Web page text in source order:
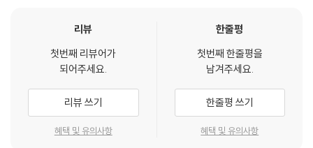
련들을 겪으며 완성되었는지를 두 눈으로 직접 확인할 수 있다. 미술왕이
치지 마시라!
르네상스의 대표 완소남들이 그대를 기다린다!
여성 독자들은 여기 주목! 르네상스 시대의 대표 완소 화가 3인방이 그대
를 기다리고 있다! 학자적인 면모와 ‘천재’라는 수식어를 달고 다니는 레오
리뷰
첫번째 리뷰어가
되어주세요.
리뷰 쓰기
혜택 및 유의사항
한줄평
첫번째 한줄평을
남겨주세요.
한줄평 쓰기
혜택 및 유의사항